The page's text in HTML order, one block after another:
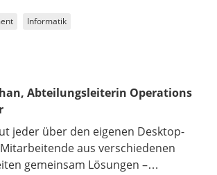
Informatik
Abteilungsleiterin Operations
jeder über den eigenen Desktop-
aus verschiedenen
gemeinsam Lösungen –